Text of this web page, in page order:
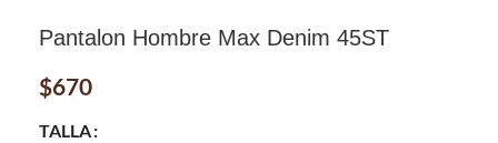
Pantalon Hombre Max Denim 45ST
$670
TALLA